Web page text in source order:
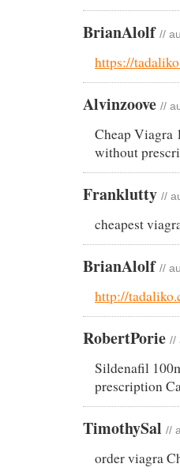
BrianAlolf //
https://
Alvinzoove //
Cheap Viagra
without
Franklutty //
cheapest
BrianAlolf //
http://
RobertPorie //
Sildenafil
prescription
TimothySal //
order viagra